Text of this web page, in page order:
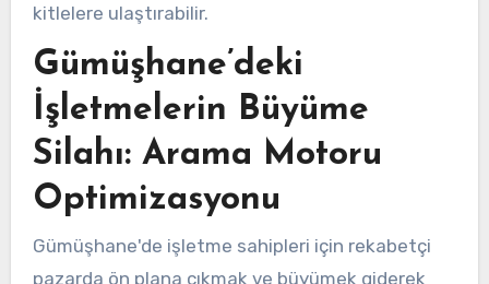
kitlelere ulaştırabilir.
Gümüşhane’deki
İşletmelerin Büyüme
Silahı: Arama Motoru
Optimizasyonu
Gümüşhane'de işletme sahipleri için rekabetçi
pazarda ön plana çıkmak ve büyümek giderek